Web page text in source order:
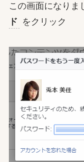
この画面になりま
ド をクリック